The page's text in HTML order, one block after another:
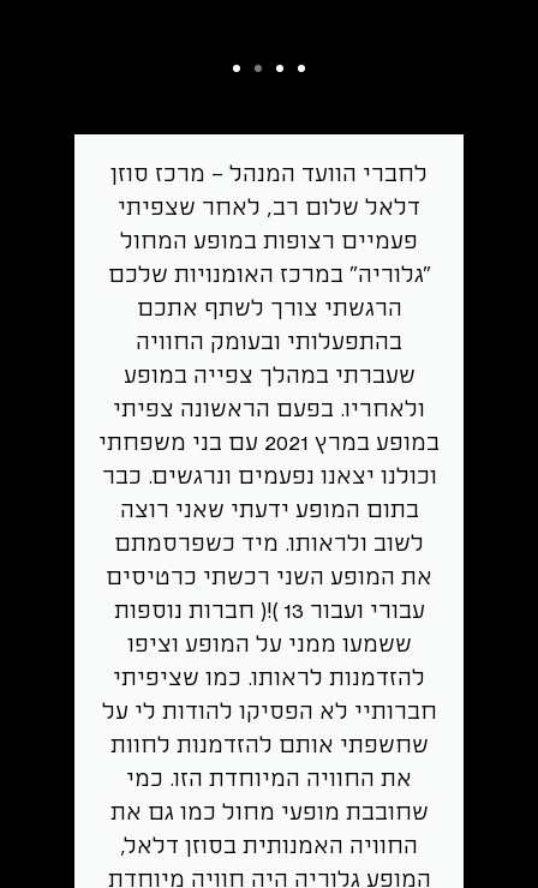
לחברי הוועד המנהל – מרכז סוזן
דלאל שלום רב, לאחר שצפיתי
פעמיים רצופות במופע המחול
"גלוריה" במרכז האומנויות שלכם
הרגשתי צורך לשתף אתכם
בהתפעלותי ובעומק החוויה
שעברתי במהלך צפייה במופע
ולאחריו. בפעם הראשונה צפיתי
במופע במרץ 2021 עם בני משפחתי
וכולנו יצאנו נפעמים ונרגשים. כבר
בתום המופע ידעתי שאני רוצה
לשוב ולראותו. מיד כשפרסמתם
את המופע השני רכשתי כרטיסים
עבורי ועבור 13 )!( חברות נוספות
ששמעו ממני על המופע וציפו
להזדמנות לראותו. כמו שציפיתי
חברותיי לא הפסיקו להודות לי על
שחשפתי אותם להזדמנות לחוות
את החוויה המיוחדת הזו. כמי
שחובבת מופעי מחול כמו גם את
החוויה האמנותית בסוזן דלאל,
המופע גלוריה היה חוויה מיוחדת